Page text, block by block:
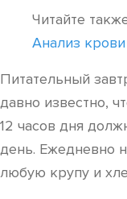
Читайте
Анализ
Питательный
давно известно,
12 часов дня
день. Ежедневно
любую крупу и